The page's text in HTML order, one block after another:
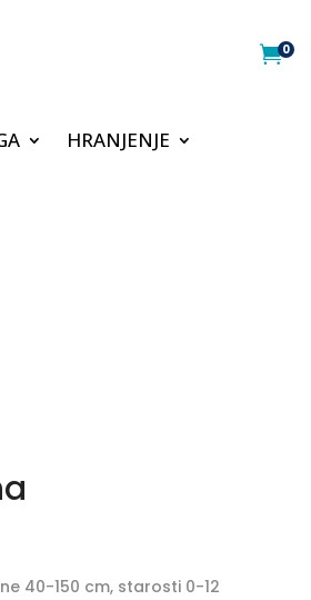
0
HRANJENJE
40-150 cm, starosti 0-12